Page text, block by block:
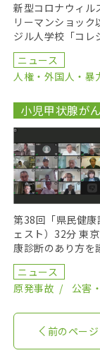
新型コロナウィル
リーマンショッ
ジル人学校「コレ
所を失ったり、仕
ニュース
人権・外国人・暴
小児甲状腺がん
第38回「県民健
ェスト）32分 東
康診断のあり方を
第３８回会合が２
ニュース
原発事故
公害
前のページ